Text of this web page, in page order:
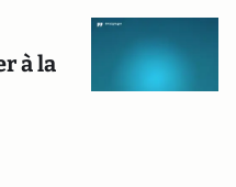
à la